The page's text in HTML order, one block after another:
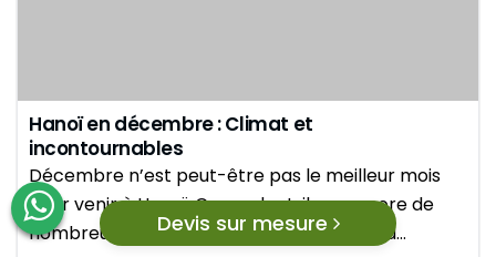
Hanoï en décembre : Climat et
incontournables
Décembre n’est peut-être pas le meilleur mois
pour venir à Hanoï. Cependant, il y a encore de
nombreux points essentiels intéressants à…
Devis sur mesure